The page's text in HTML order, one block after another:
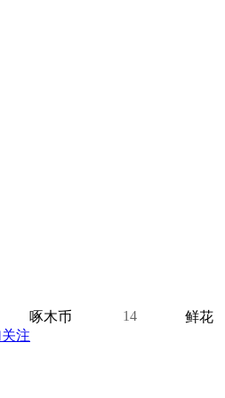
啄木币 14
鲜花
注